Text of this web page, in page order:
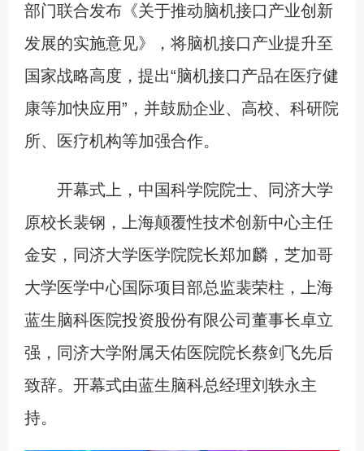
部门联合发布《关于推动脑机接口产业创新
发展的实施意见》，将脑机接口产业提升至
国家战略高度，提出“脑机接口产品在医疗健
康等加快应用”，并鼓励企业、高校、科研院
所、医疗机构等加强合作。
开幕式上，中国科学院院士、同济大学
原校长裴钢，上海颠覆性技术创新中心主任
金安，同济大学医学院院长郑加麟，芝加哥
大学医学中心国际项目部总监裴荣柱，上海
蓝生脑科医院投资股份有限公司董事长卓立
强，同济大学附属天佑医院院长蔡剑飞先后
致辞。开幕式由蓝生脑科总经理刘轶永主
持。